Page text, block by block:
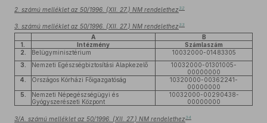
2. számú melléklet az 50/1996. (XII. 27.) NM rendelethez 32
3. számú melléklet az 50/1996. (XII. 27.) NM rendelethez 33
A
B
1.
Intézmény
Számlaszám
2.
Belügyminisztérium
10032000-01483305
3.
Nemzeti Egészségbiztosítási Alapkezelő
10032000-01301005-
00000000
4.
Országos Kórházi Főigazgatóság
10320000-00362241-
00000000
5.
Nemzeti Népegészségügyi és
Gyógyszerészeti Központ
10032000-00290438-
00000000
3/A. számú melléklet az 50/1996. (XII. 27.) NM rendelethez 34